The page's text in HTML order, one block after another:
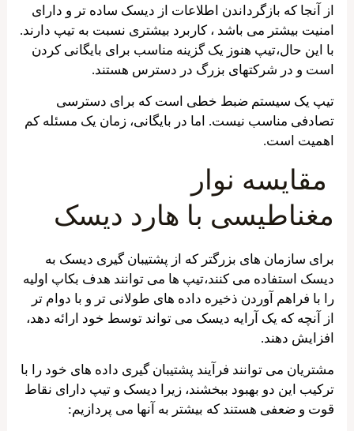
از آنجا که بازگرداندن اطلاعات از دیسک ساده تر و دارای
امنیت بیشتر می باشد ، کاربرد بیشتری نسبت به تیپ دارند.
با این حال،تیپ هنوز یک گزینه مناسب برای بایگانی کردن
است و در شرکتهای بزرگ در دسترس هستند.
تیپ یک سیستم ضبط خطی است که برای دسترسی
تصادفی مناسب نیست. اما در بایگانی، زمان یک مسئله کم
اهمیت است.
مقایسه نوار
مغناطیسی با هارد دیسک
برای سازمان های بزرگتر که از پشتیبان گیری دیسک به
دیسک استفاده می کنند،تیپ ها می توانند هدف بکاپ اولیه
را با فراهم آوردن ذخیره داده های طولانی تر و با دوام تر
از آنچه که یک آرایه دیسک می تواند توسط خود ارائه دهد،
افزایش دهند.
مشتریان می توانند فرآیند پشتیبان گیری داده های خود را با
ترکیب این دو بهبود ببخشند، زیرا دیسک و تیپ دارای نقاط
قوت و ضعفی هستند که بیشتر به آنها می پردازیم: